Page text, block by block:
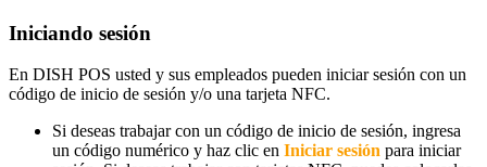
Iniciando sesión
En DISH POS usted y sus empleados pueden iniciar sesión con un
código de inicio de sesión y/o una tarjeta NFC.
Si deseas trabajar con un código de inicio de sesión, ingresa
un código numérico y haz clic en Iniciar sesión para iniciar